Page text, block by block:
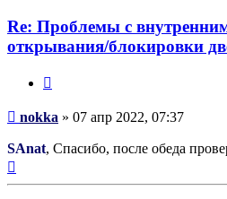
Re: Проблемы с
открывания/блокировки
Сообщение
nokka » 07 апр 2022, 07:37
SAnat, Спасибо, после обеда
к